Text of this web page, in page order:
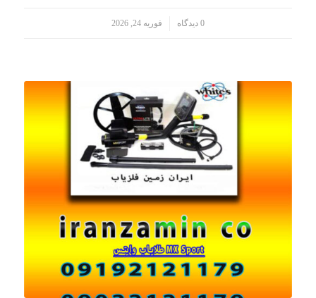
0 دیدگاه فوریه 24, 2026